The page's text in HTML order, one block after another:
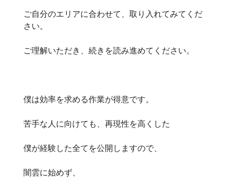
ご自分のエリアに合わせて、取り入れてみてくだ
さい。
ご理解いただき、続きを読み進めてください。
僕は効率を求める作業が得意です。
苦手な人に向けても、再現性を高くした
僕が経験した全てを公開しますので、
闇雲に始めず、